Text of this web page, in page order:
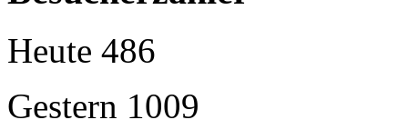
Heute 486
Gestern 1009